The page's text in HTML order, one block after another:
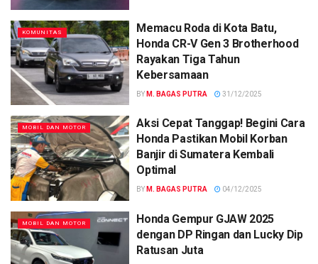
KOMUNITAS
Memacu Roda di Kota Batu,
Honda CR-V Gen 3 Brotherhood
Rayakan Tiga Tahun
Kebersamaan
BY M. BAGAS PUTRA 31/12/2025
MOBIL DAN MOTOR
Aksi Cepat Tanggap! Begini Cara
Honda Pastikan Mobil Korban
Banjir di Sumatera Kembali
Optimal
BY M. BAGAS PUTRA 04/12/2025
MOBIL DAN MOTOR
Honda Gempur GJAW 2025
dengan DP Ringan dan Lucky Dip
Ratusan Juta